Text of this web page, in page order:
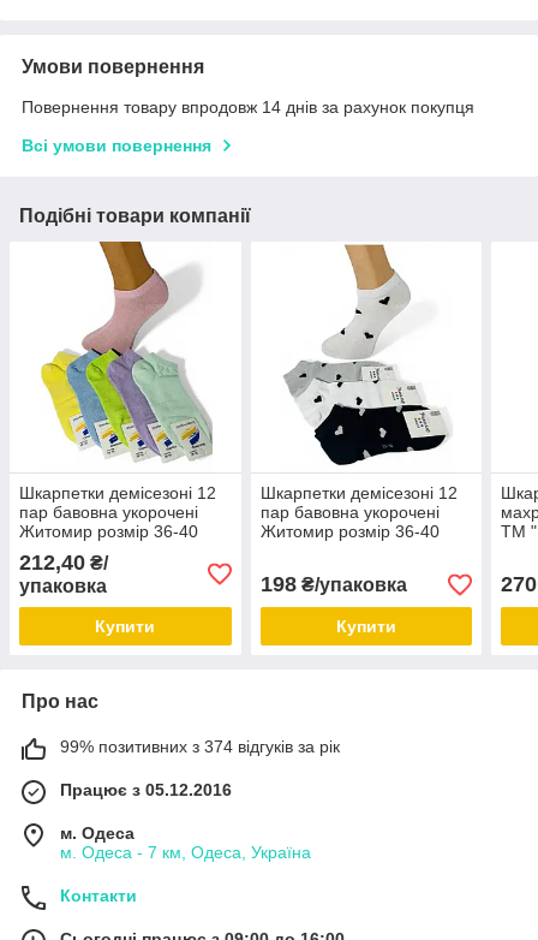
Умови повернення
Повернення товару впродовж 14 днів за рахунок покупця
Всі умови повернення
Подібні товари компанії
Шкарпетки демісезоні 12
пар бавовна укорочені
Житомир розмір 36-40
мікс кольорів
212,40 ₴/
упаковка
Купити
Шкарпетки демісезоні 12
пар бавовна укорочені
Житомир розмір 36-40
198₴/упаковка
Купити
ТМ
270
Про нас
99% позитивних з 374 відгуків за рік
Працює з 05.12.2016
м. Одеса
м. Одеса - 7 км, Одеса, Україна
Контакти